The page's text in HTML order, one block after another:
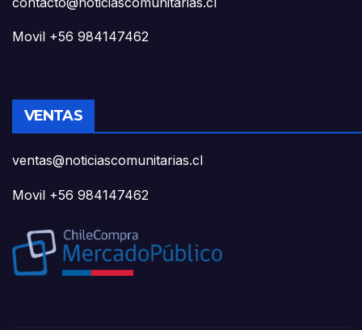
Movil +56 984147462
VENTAS
ventas@noticiascomunitarias.cl
Movil +56 984147462